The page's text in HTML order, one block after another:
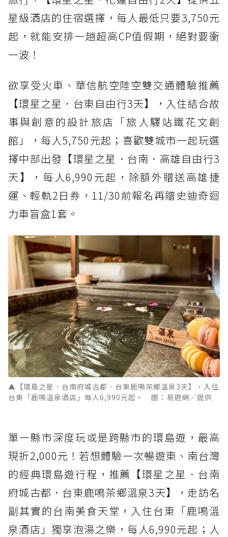
星級酒店的住宿選擇，每人最低只要3,750元
起，就能安排一趟超高CP值假期，絕對要衝
一波！
欲享受火車、華信航空陸空雙交通體驗推薦
【環星之星．台東自由行3天】，入住結合故
事與創意的設計旅店「旅人驛站鐵花文創
館」，每人5,750元起；喜歡雙城市一起玩選
擇中部出發【環星之星．台南．高雄自由行3
天】，每人6,990元起，除額外贈送高雄捷
運、輕軌2日券，11/30前報名再贈史迪奇迴
力車盲盒1套。
▲【環島之星．台南府城古都．台東鹿鳴茶鄉溫泉3天】，入住
台東「鹿鳴溫泉酒店」每人6,990元起。 圖：易遊網／提供
單一縣市深度玩或是跨縣市的環島遊，最高
現折2,000元！若想體驗一次暢遊東、南台灣
的經典環島遊行程，推薦【環星之星．台南
府城古都．台東鹿鳴茶鄉溫泉3天】，走訪名
副其實的台南美食天堂，入住台東「鹿鳴溫
泉酒店」獨享泡湯之樂，每人6,990元起；人